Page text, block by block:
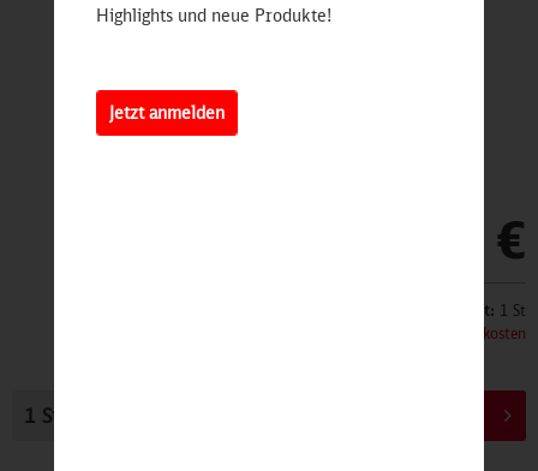
4,90 €
Inhalt: 1 St
zzgl. Versandkosten
Highlights und neue Produkte!
Jetzt anmelden